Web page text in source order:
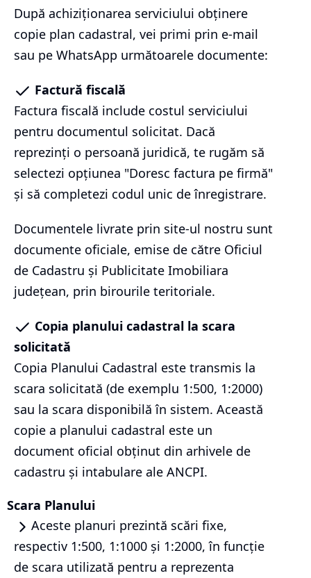
După achiziționarea serviciului obținere
copie plan cadastral, vei primi prin e-mail
sau pe WhatsApp următoarele documente:
Factură fiscală
Factura fiscală include costul serviciului
pentru documentul solicitat. Dacă
reprezinți o persoană juridică, te rugăm să
selectezi opțiunea "Doresc factura pe firmă"
și să completezi codul unic de înregistrare.
Documentele livrate prin site-ul nostru sunt
documente oficiale, emise de către Oficiul
de Cadastru și Publicitate Imobiliara
județean, prin birourile teritoriale.
Copia planului cadastral la scara
solicitată
Copia Planului Cadastral este transmis la
scara solicitată (de exemplu 1:500, 1:2000)
sau la scara disponibilă în sistem. Această
copie a planului cadastral este un
document oficial obținut din arhivele de
cadastru și intabulare ale ANCPI.
Scara Planului
Aceste planuri prezintă scări fixe,
respectiv 1:500, 1:1000 și 1:2000, în funcție
de scara utilizată pentru a reprezenta